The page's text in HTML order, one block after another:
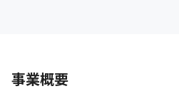
事業概要